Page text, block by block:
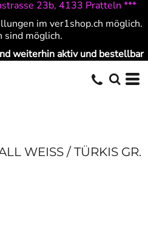
23b, 4133 Pratteln ***
im ver1shop.ch möglich.
sind möglich.
weiterhin aktiv und bestellbar
WEISS / TÜRKIS GR.